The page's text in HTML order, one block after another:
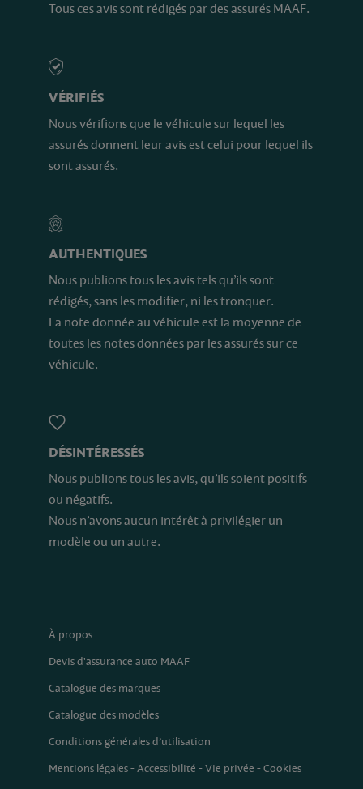
Tous ces avis sont rédigés par des assurés MAAF.
VÉRIFIÉS
Nous vérifions que le véhicule sur lequel les
assurés donnent leur avis est celui pour lequel ils
sont assurés.
AUTHENTIQUES
Nous publions tous les avis tels qu’ils sont
rédigés, sans les modifier, ni les tronquer.
La note donnée au véhicule est la moyenne de
toutes les notes données par les assurés sur ce
véhicule.
DÉSINTÉRESSÉS
Nous publions tous les avis, qu’ils soient positifs
ou négatifs.
Nous n’avons aucun intérêt à privilégier un
modèle ou un autre.
À propos
Devis d'assurance auto MAAF
Catalogue des marques
Catalogue des modèles
Conditions générales d’utilisation
Mentions légales-Accessibilité -Vie privée -Cookies